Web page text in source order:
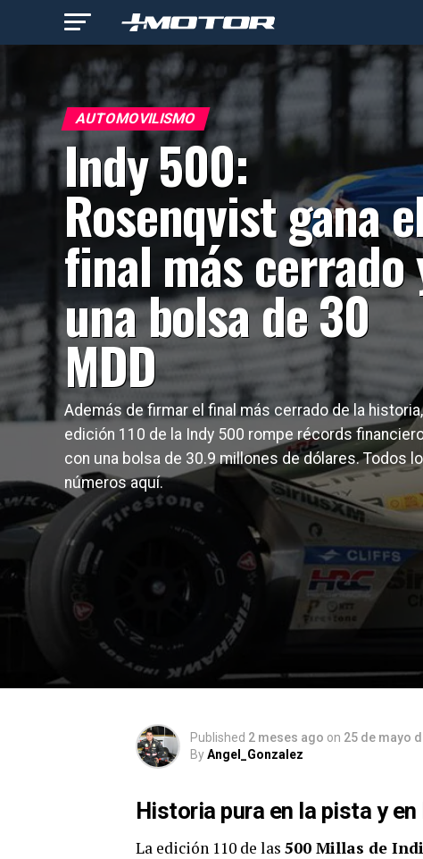
AUTOMOVILISMO
Indy 500:
Rosenqvist gana
final más cerrado
una bolsa de 30
MDD
Además de firmar el final más cerrado de la
edición 110 de la Indy 500 rompe récords
con una bolsa de 30.9 millones de dólares. Todos
números aquí.
Published 2 meses ago on 25 de mayo
ByAngel_Gonzalez
Historia pura en la pista y
La edición 110 de las 500 Millas de